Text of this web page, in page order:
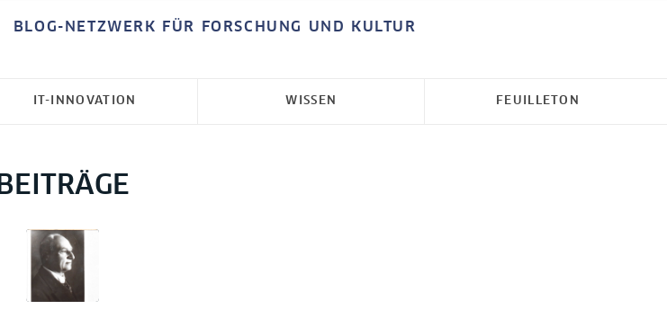
BLOG-NETZWERK FÜR FORSCHUNG UND KULTUR
IT-INNOVATION WISSEN FEUILLETON
BEITRÄGE